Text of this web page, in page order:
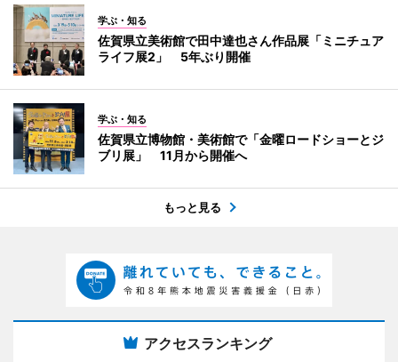
学ぶ・知る
佐賀県立美術館で田中達也さん作品展「ミニチュア
ライフ展2」 5年ぶり開催
学ぶ・知る
佐賀県立博物館・美術館で「金曜ロードショーとジ
ブリ展」 11月から開催へ
もっと見る
アクセスランキング